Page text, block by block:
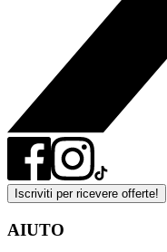
Iscriviti per ricevere offerte!
AIUTO